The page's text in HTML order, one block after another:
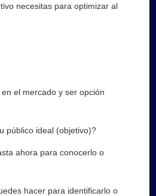
más
necesitas para optimizar al
el mercado y ser opción
público ideal (objetivo)?
ahora para conocerlo o
hacer para identificarlo o